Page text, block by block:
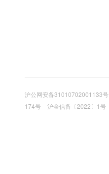
沪公网安备31010702001133号
174号
沪金信备〔2022〕1号